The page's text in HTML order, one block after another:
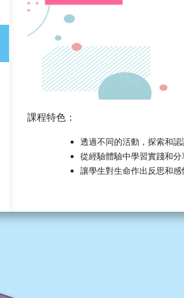
課程特色：
透過不同的活動，探索和認
從經驗體驗中學習實踐和分
讓學生對生命作出反思和感